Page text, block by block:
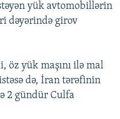
yük avtomobillərin
dəyərində girov
öz yük maşını ilə mal
də, İran tərəfinin
2 gündür Culfa